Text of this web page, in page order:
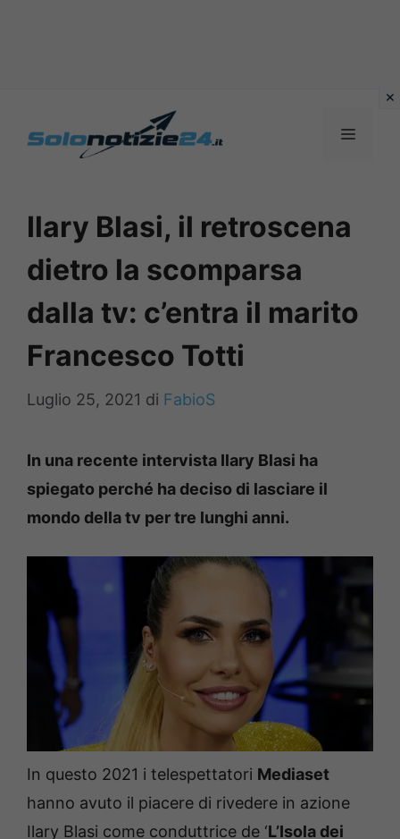
MENU
Ilary Blasi, il retroscena
dietro la scomparsa
dalla tv: c’entra il marito
Francesco Totti
Luglio 25, 2021 di FabioS
In una recente intervista Ilary Blasi ha
spiegato perché ha deciso di lasciare il
mondo della tv per tre lunghi anni.
In questo 2021 i telespettatori Mediaset
hanno avuto il piacere di rivedere in azione
Ilary Blasi come conduttrice de ‘L’Isola dei